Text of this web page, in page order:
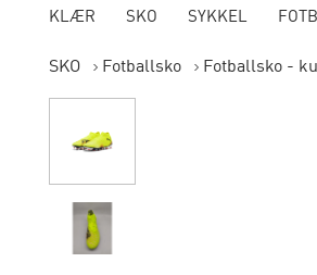
KLÆR SKO SYKKEL
SKO Fotballsko Fotballsko -